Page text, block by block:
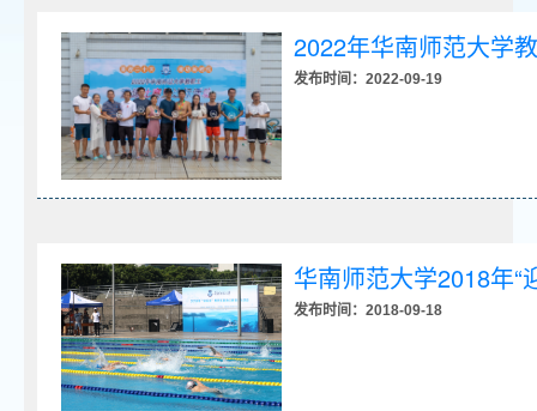
2022年华南师范大学
发布时间：2022-09-19
华南师范大学2018年“
发布时间：2018-09-18